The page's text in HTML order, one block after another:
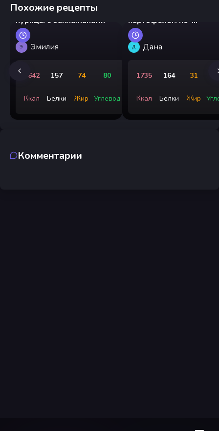
Похожие рецепты
Китайский стир-фрай из
курицы с баклажанами
Э Эмилия
1642
Ккал
157
Белки
74
Жир
80
Углевод
картофелем по-
деревенски
Д Дана
1735
Ккал
164
Белки
31
Жир
Комментарии